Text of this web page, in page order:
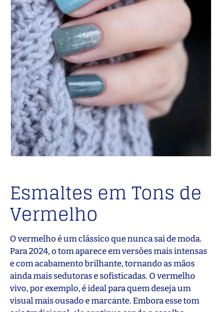
Esmaltes em Tons de
Vermelho
O vermelho é um clássico que nunca sai de moda.
Para 2024, o tom aparece em versões mais intensas
e com acabamento brilhante, tornando as mãos
ainda mais sedutoras e sofisticadas. O vermelho
vivo, por exemplo, é ideal para quem deseja um
visual mais ousado e marcante. Embora esse tom